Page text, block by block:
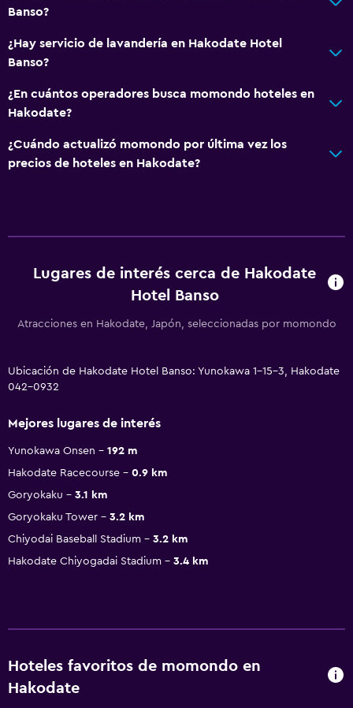
Banso?
¿Hay servicio de lavandería en Hakodate Hotel
Banso?
¿En cuántos operadores busca momondo hoteles en
Hakodate?
¿Cuándo actualizó momondo por última vez los
precios de hoteles en Hakodate?
Lugares de interés cerca de Hakodate
Hotel Banso
Atracciones en Hakodate, Japón, seleccionadas por momondo
Ubicación de Hakodate Hotel Banso: Yunokawa 1-15-3, Hakodate
042-0932
Mejores lugares de interés
Yunokawa Onsen
192 m
Hakodate Racecourse
0.9 km
Goryokaku
3.1 km
Goryokaku Tower
3.2 km
Chiyodai Baseball Stadium
3.2 km
Hakodate Chiyogadai Stadium
3.4 km
Hoteles favoritos de momondo en
Hakodate